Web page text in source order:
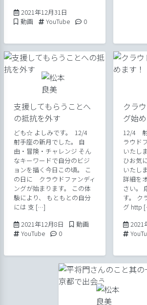
2021年12月31日
Posted in
動画 Tags:
YouTube Comments:
0
支援してもらうことへ
の抵抗を外す
ども☆ よしみです。 12/4
射手座の新月でした。 自
由・冒険・チャレンジ そん
なキーワードで自分のビジ
ョンを描く今日この頃。 こ
の日に クラウドファンディ
ングが始まります。 この体
験により、 もともとの自分
には 支 […]
2021年12月8日 2021年12月8日
Posted in
動画
Tags:
YouTube Comments:
0
クラ
グ始
12/4 射
ラウド
いたし
ひお気
いたし
詳細を
さい。
す。 ク
グ http
2021
Tags: